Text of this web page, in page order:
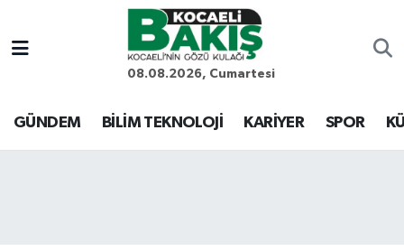
08.08.2026, Cumartesi
GÜNDEM BİLİM TEKNOLOJİ KARİYER SPOR
Kocaeli Nöbetçi Eczaneler
Kocaeli Hava Durumu